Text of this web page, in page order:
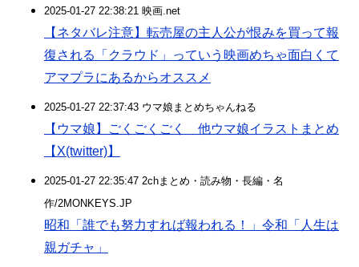
2025-01-27 22:38:21 映画.net
【ネタバレ注意】転売屋の主人公が恨みを買って報
復される「クラウド」っていう映画めちゃ面白くて
アマプラにあるからオススメ
2025-01-27 22:37:43 ウマ娘まとめちゃんねる
【ウマ娘】ごくごくごく 他ウマ娘イラストまとめ
【X(twitter)】
2025-01-27 22:35:47 2chまとめ・読み物・長編・名
作/2MONKEYS.JP
昭和「誰でも努力すれば報われる！」令和「人生は
親ガチャ」